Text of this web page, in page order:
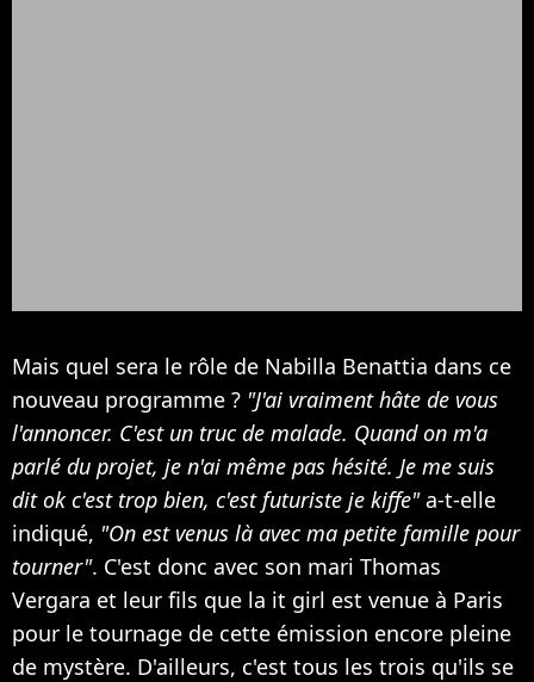
Mais quel sera le rôle de Nabilla Benattia dans ce
nouveau programme ? "J'ai vraiment hâte de vous
l'annoncer. C'est un truc de malade. Quand on m'a
parlé du projet, je n'ai même pas hésité. Je me suis
dit ok c'est trop bien, c'est futuriste je kiffe"a-t-elle
indiqué, "On est venus là avec ma petite famille pour
tourner". C'est donc avec son mari Thomas
Vergara et leur fils que la it girl est venue à Paris
pour le tournage de cette émission encore pleine
de mystère. D'ailleurs, c'est tous les trois qu'ils se